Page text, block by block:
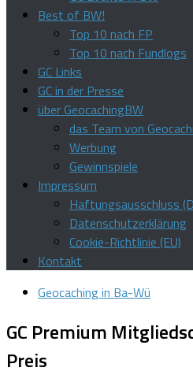
Best of BW!
Top 10 nach FP
Top 10 nach Fundlogs
GC Links
GC in der Presse
über GeocachingBW
das Team von
Werbung
Gewinnspiele
Impressum
Haftungsausschluss
Datenschutzerklärung
Cookie-Richtlinie (EU)
Kontakt
Geocaching in Ba-Wü
GC Premium
Preis